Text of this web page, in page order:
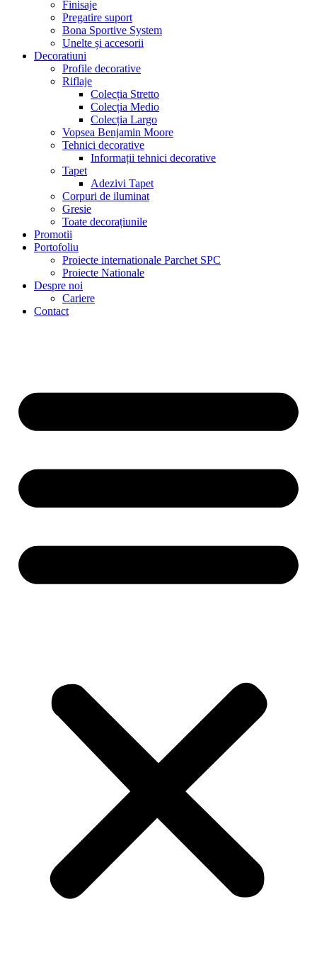
Finisaje
Pregatire suport
Bona Sportive System
Unelte și accesorii
Decoratiuni
Profile decorative
Riflaje
Colecția Stretto
Colecția Medio
Colecția Largo
Vopsea Benjamin Moore
Tehnici decorative
Informații tehnici decorative
Tapet
Adezivi Tapet
Corpuri de iluminat
Gresie
Toate decorațiunile
Promotii
Portofoliu
Proiecte internationale Parchet SPC
Proiecte Nationale
Despre noi
Cariere
Contact